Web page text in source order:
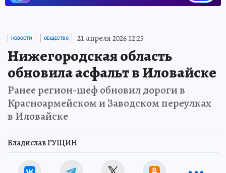
НОВОСТИ ОБЩЕСТВО 21 апреля 2026 12:25
Нижегородская область
обновила асфальт в Иловайске
Ранее регион-шеф обновил дороги в
Красноармейском и Заводском переулках
в Иловайске
Владислав ГУЩИН